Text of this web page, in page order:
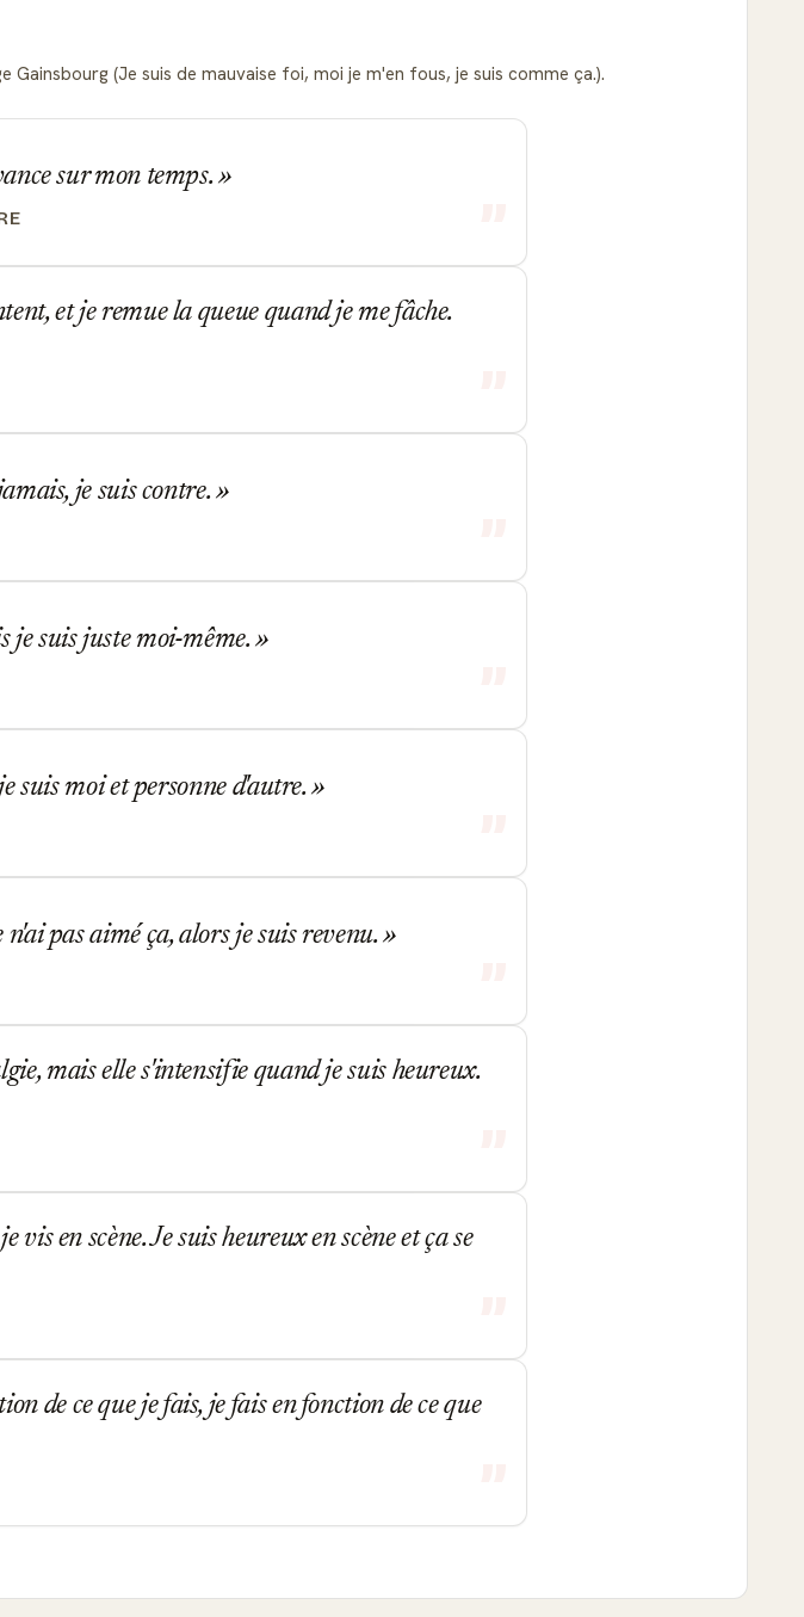
(Je suis de mauvaise foi, moi je m'en fous, je suis comme ça.).
sur mon temps.
et je remue la queue quand je me fâche.
je suis contre.
je suis juste moi-même.
suis moi et personne d'autre.
pas aimé ça, alors je suis revenu.
mais elle s'intensifie quand je suis heureux.
en scène. Je suis heureux en scène et ça se
de ce que je fais, je fais en fonction de ce que